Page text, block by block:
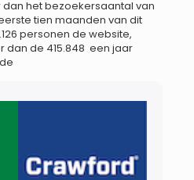
dan het bezoekersaantal van
tien maanden van dit
personen de website,
dan de 415.848 een jaar